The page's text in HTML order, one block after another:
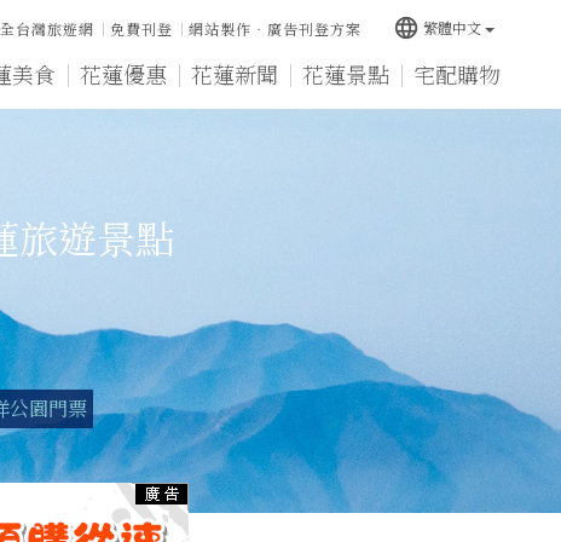
美食 花蓮優惠 花蓮新聞 花蓮景點 宅配購物
台灣旅遊網 免費刊登 網站製作‧廣告刊登方案 language 繁體中文
旅遊景點
公園門票